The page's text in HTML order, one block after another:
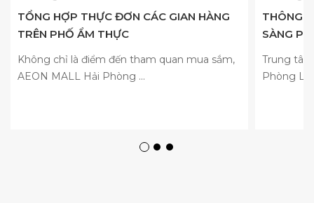
TỔNG HỢP THỰC ĐƠN CÁC GIAN HÀNG
TRÊN PHỐ ẨM THỰC
Không chỉ là điểm đến tham quan mua sắm,
AEON MALL Hải Phòng ...
THÔNG
SÀNG
Trung
Phòng Lê